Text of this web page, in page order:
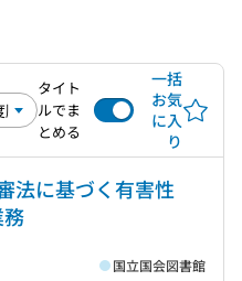
タイト
ルでま
とめる
一括
お気
に入
り
法に基づく有害性
国立国会図書館